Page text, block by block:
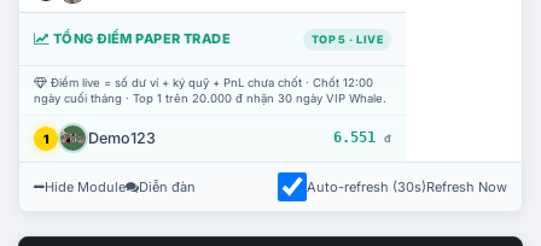
TỔNG ĐIỂM PAPER TRADE TOP 5 · LIVE
Điểm live = số dư ví + ký quỹ + PnL chưa chốt · Chốt 12:00
ngày cuối tháng · Top 1 trên 20.000 đ nhận 30 ngày VIP Whale.
1 Demo123 6.551 đ
Hide Module Diễn đàn Auto-refresh (30s)Refresh Now